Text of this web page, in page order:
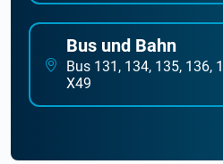
Bus und Bahn
Bus 131, 134, 135, 136,
X49